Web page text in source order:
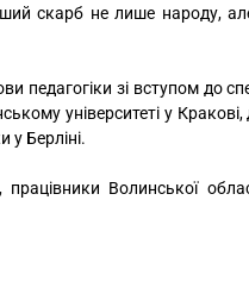
скарб не лише народу,
педагогіки зі вступом до
університеті у Кракові,
у Берліні.
Волинської